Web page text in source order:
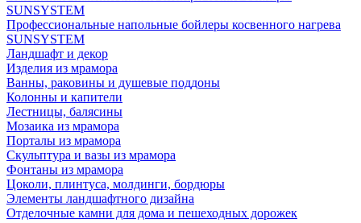
SUNSYSTEM
Профессиональные напольные бойлеры косвенного нагрева
SUNSYSTEM
Ландшафт и декор
Изделия из мрамора
Ванны, раковины и душевые поддоны
Колонны и капители
Лестницы, балясины
Мозаика из мрамора
Порталы из мрамора
Скульптура и вазы из мрамора
Фонтаны из мрамора
Цоколи, плинтуса, молдинги, бордюры
Элементы ландшафтного дизайна
Отделочные камни для дома и пешеходных дорожек